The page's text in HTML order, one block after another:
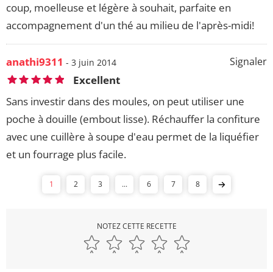
coup, moelleuse et légère à souhait, parfaite en
accompagnement d'un thé au milieu de l'après-midi!
Signaler
anathi9311 - 3 juin 2014
Excellent
Sans investir dans des moules, on peut utiliser une
poche à douille (embout lisse). Réchauffer la confiture
avec une cuillère à soupe d'eau permet de la liquéfier
et un fourrage plus facile.
1 2 3 ... 6 7 8
NOTEZ CETTE RECETTE